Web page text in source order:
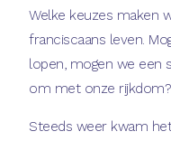
Welke keuzes maken
franciscaans leven.
lopen, mogen we een
om met onze rijkdom?
Steeds weer kwam